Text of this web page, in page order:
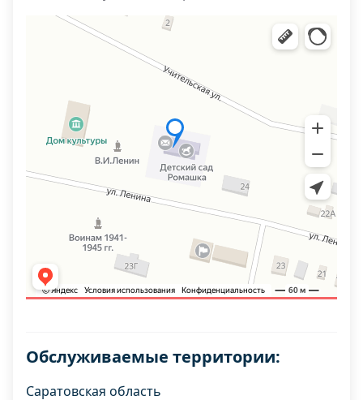
Обслуживаемые территории:
Саратовская область